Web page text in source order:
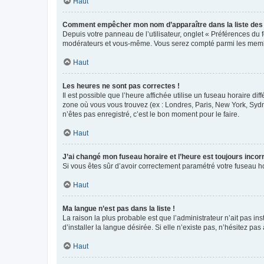
Comment empêcher mon nom d’apparaître dans la liste
Depuis votre panneau de l’utilisateur, onglet « Préférences du
modérateurs et vous-même. Vous serez compté parmi les
Haut
Les heures ne sont pas correctes !
Il est possible que l’heure affichée utilise un fuseau horaire
zone où vous vous trouvez (ex : Londres, Paris, New York,
n’êtes pas enregistré, c’est le bon moment pour le faire.
Haut
J’ai changé mon fuseau horaire et l’heure est toujours
Si vous êtes sûr d’avoir correctement paramétré votre fuseau
Haut
Ma langue n’est pas dans la liste !
La raison la plus probable est que l’administrateur n’ait pas
d’installer la langue désirée. Si elle n’existe pas, n’hésitez
Haut